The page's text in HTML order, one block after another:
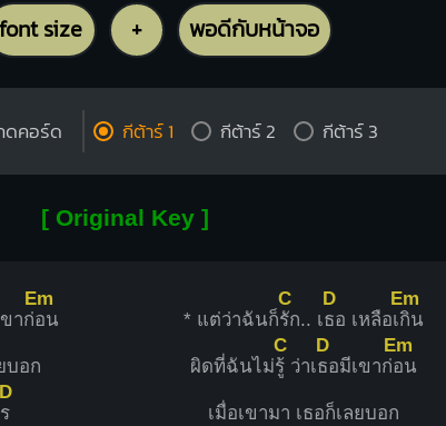
font size + พอดีกับหน้าจอ
ดคอร์ด กีต้าร์ 1 กีต้าร์ 2 กีต้าร์ 3
[ Original Key ]
าก่
Em
อน
บอก
D
ร
* แต่ว่าฉันก็
C
รัก.. เ
D
ธอ เหลือเ
Em
กิน
ผิดที่ฉันไม่
C
รู้ ว่าเ
D
ธอมีเขาก่
Em
อน
เมื่อเขามา เธอก็เลยบอก